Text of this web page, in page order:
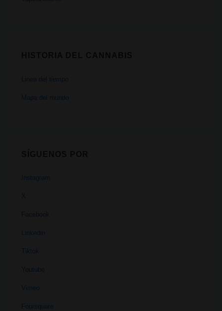
Linea del tiempo
Mapa del mundo
Instagram
X
Facebook
Linkedin
Tiktok
Youtube
Vimeo
Foursquare